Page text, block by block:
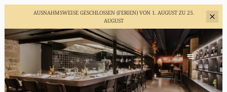
AUSNAHMSWEISE GESCHLOSSEN (FERIEN)VON 1. AUGUST ZU 25.
AUGUST